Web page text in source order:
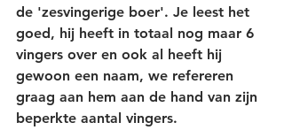
de 'zesvingerige boer'. Je leest het
goed, hij heeft in totaal nog maar 6
vingers over en ook al heeft hij
gewoon een naam, we refereren
graag aan hem aan de hand van zijn
beperkte aantal vingers.